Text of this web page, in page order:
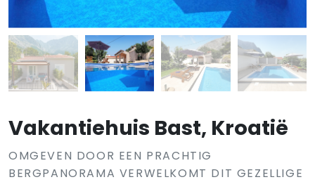
Vakantiehuis Bast, Kroatië
OMGEVEN DOOR EEN PRACHTIG
BERGPANORAMA VERWELKOMT DIT GEZELLIGE